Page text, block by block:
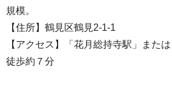
規模。
【住所】鶴見区鶴見2-1-1
【アクセス】「花月総持寺駅」また
徒歩約７分